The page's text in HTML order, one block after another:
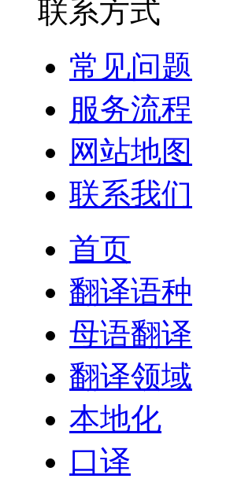
常见问题
服务流程
网站地图
联系我们
首页
翻译语种
母语翻译
翻译领域
本地化
口译